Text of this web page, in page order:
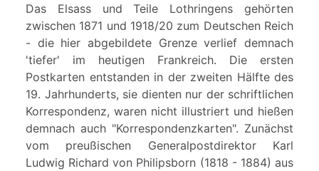
Das Elsass und Teile Lothringens gehörten
zwischen 1871 und 1918/20 zum Deutschen Reich
- die hier abgebildete Grenze verlief demnach
'tiefer' im heutigen Frankreich. Die ersten
Postkarten entstanden in der zweiten Hälfte des
19. Jahrhunderts, sie dienten nur der schriftlichen
Korrespondenz, waren nicht illustriert und hießen
demnach auch "Korrespondenzkarten". Zunächst
vom preußischen Generalpostdirektor Karl
Ludwig Richard von Philipsborn (1818 - 1884) aus